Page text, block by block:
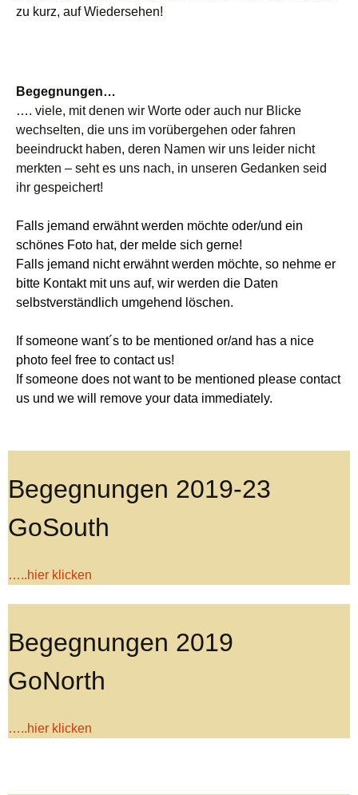
zu kurz, auf Wiedersehen!
Begegnungen…
…. viele, mit denen wir Worte oder auch nur Blicke
wechselten, die uns im vorübergehen oder fahren
beeindruckt haben, deren Namen wir uns leider nicht
merkten – seht es uns nach, in unseren Gedanken seid
ihr gespeichert!
Falls jemand erwähnt werden möchte oder/und ein
schönes Foto hat, der melde sich gerne!
Falls jemand nicht erwähnt werden möchte, so nehme er
bitte Kontakt mit uns auf, wir werden die Daten
selbstverständlich umgehend löschen.
If someone want´s to be mentioned or/and has a nice
photo feel free to contact us!
If someone does not want to be mentioned please contact
us und we will remove your data immediately.
Begegnungen 2019-23
GoSouth
…..hier klicken
Begegnungen 2019
GoNorth
…..hier klicken